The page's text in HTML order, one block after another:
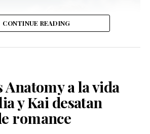
que otras
también
sentir esa
expresó.
Erivo también protagoniza una
de Draculaen el West End de
no solo al personaje
22 personajes más, sumando un
no fue sencilla. Tierney reveló
CONTINUE READING
Anatomy a la vida
y Kai desatan
romance